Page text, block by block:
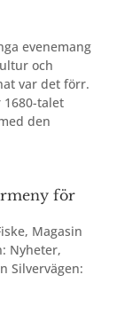
evenemang
och
var det förr.
talet
den
för
, Magasin
Nyheter,
Silvervägen: